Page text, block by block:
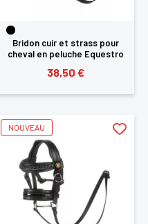
Bridon cuir et strass pour
cheval en peluche Equestro
38,50 €
NOUVEAU